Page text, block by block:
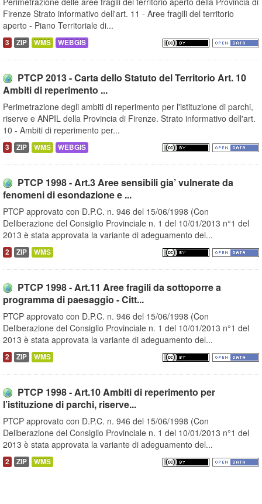
Firenze Strato informativo dell'art. 11 - Aree fragili del territorio
aperto - Piano Territoriale di...
3 ZIP WMS WEBGIS
PTCP 2013 - Carta dello Statuto del Territorio Art. 10
Ambiti di reperimento ...
Perimetrazione degli ambiti di reperimento per l'istituzione di parchi,
riserve e ANPIL della Provincia di Firenze. Strato informativo dell'art.
10 - Ambiti di reperimento per...
3 ZIP WMS WEBGIS
PTCP 1998 - Art.3 Aree sensibili gia’ vulnerate da
fenomeni di esondazione e ...
PTCP approvato con D.P.C. n. 946 del 15/06/1998 (Con
Deliberazione del Consiglio Provinciale n. 1 del 10/01/2013 n°1 del
2013 è stata approvata la variante di adeguamento del...
2 ZIP WMS
PTCP 1998 - Art.11 Aree fragili da sottoporre a
programma di paesaggio - Citt...
PTCP approvato con D.P.C. n. 946 del 15/06/1998 (Con
Deliberazione del Consiglio Provinciale n. 1 del 10/01/2013 n°1 del
2013 è stata approvata la variante di adeguamento del...
2 ZIP WMS
PTCP 1998 - Art.10 Ambiti di reperimento per
l’istituzione di parchi, riserve...
PTCP approvato con D.P.C. n. 946 del 15/06/1998 (Con
Deliberazione del Consiglio Provinciale n. 1 del 10/01/2013 n°1 del
2013 è stata approvata la variante di adeguamento del...
2 ZIP WMS